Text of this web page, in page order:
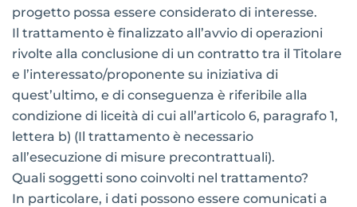
progetto possa essere considerato di interesse.
Il trattamento è finalizzato all’avvio di operazioni
rivolte alla conclusione di un contratto tra il Titolare
e l’interessato/proponente su iniziativa di
quest’ultimo, e di conseguenza è riferibile alla
condizione di liceità di cui all’articolo 6, paragrafo 1,
lettera b) (Il trattamento è necessario
all’esecuzione di misure precontrattuali).
Quali soggetti sono coinvolti nel trattamento?
In particolare, i dati possono essere comunicati a